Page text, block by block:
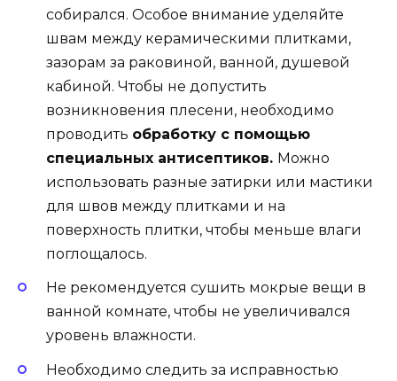
собирался. Особое внимание уделяйте
швам между керамическими плитками,
зазорам за раковиной, ванной, душевой
кабиной. Чтобы не допустить
возникновения плесени, необходимо
проводить обработку с помощью
специальных антисептиков. Можно
использовать разные затирки или мастики
для швов между плитками и на
поверхность плитки, чтобы меньше влаги
поглощалось.
Не рекомендуется сушить мокрые вещи в
ванной комнате, чтобы не увеличивался
уровень влажности.
Необходимо следить за исправностью